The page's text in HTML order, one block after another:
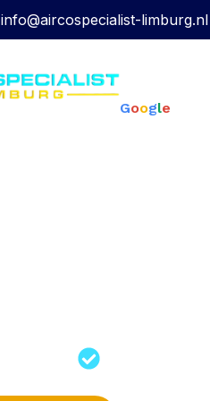
info@aircospecialist-limburg.nl
Google